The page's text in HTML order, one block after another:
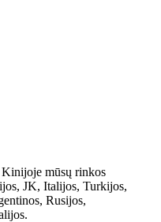
Kinijoje mūsų rinkos
JK, Italijos, Turkijos,
Rusijos,